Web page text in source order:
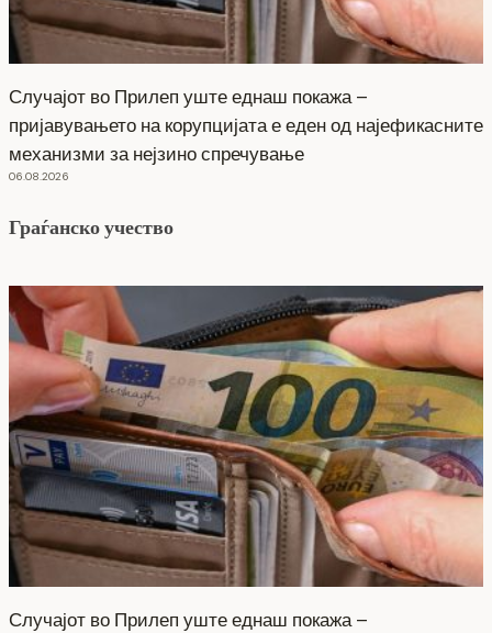
Случајот во Прилеп уште еднаш покажа –
пријавувањето на корупцијата е еден од најефикасните
механизми за нејзино спречување
06.08.2026
Граѓанско учество
Случајот во Прилеп уште еднаш покажа –